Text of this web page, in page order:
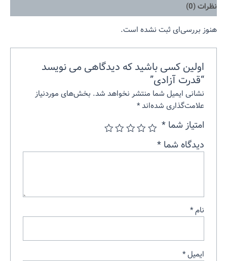
نظرات (0)
هنوز بررسی‌ای ثبت نشده است.
اولین کسی باشید که دیدگاهی می نویسد
“قدرت آزادی”
نشانی ایمیل شما منتشر نخواهد شد. بخش‌های موردنیاز
علامت‌گذاری شده‌اند*
امتیاز شما*
دیدگاه شما*
نام*
ایمیل*